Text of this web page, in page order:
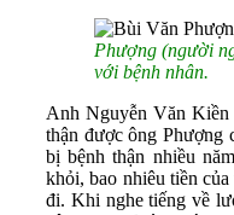
Phượng (người
với bệnh nhân.
Anh Nguyễn Văn Kiền
thận được ông Phượng
bị bệnh thận nhiều
khỏi, bao nhiêu tiền
đi. Khi nghe tiếng về